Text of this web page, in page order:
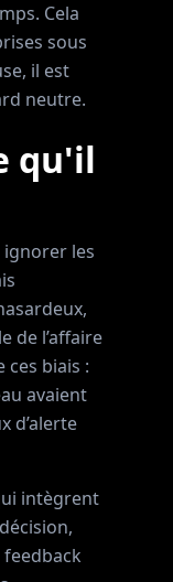
Cela
sous
il est
neutre.
qu'il
les
de l’affaire
biais :
avaient
d’alerte
intègrent